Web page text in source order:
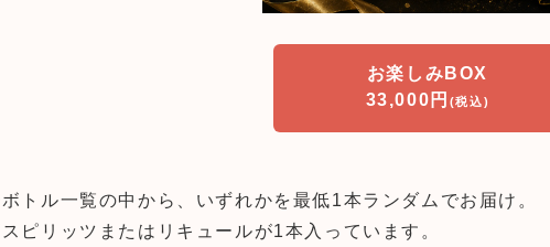
お楽しみBOX
33,000円 (税込)
ボトル一覧の中から、いずれかを最低1本ランダムでお届け。
スピリッツまたはリキュールが1本入っています。